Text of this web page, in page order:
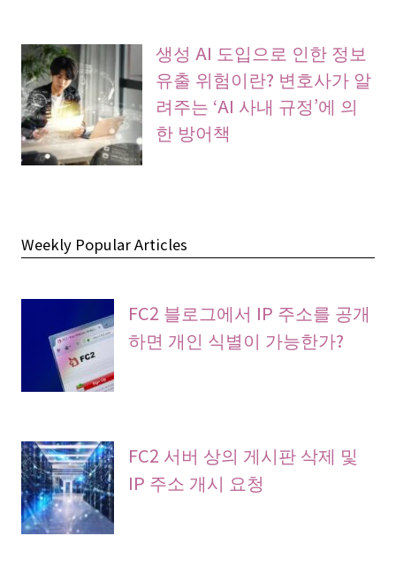
생성 AI 도입으로 인한 정보
유출 위험이란? 변호사가 알
려주는 ‘AI 사내 규정’에 의
한 방어책
Weekly Popular Articles
FC2 블로그에서 IP 주소를 공개
하면 개인 식별이 가능한가?
FC2 서버 상의 게시판 삭제 및
IP 주소 개시 요청